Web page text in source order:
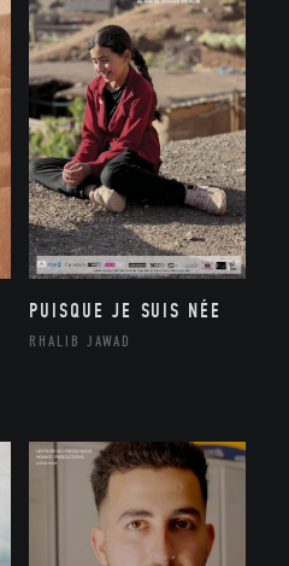
PUISQUE JE SUIS NÉE
RHALIB JAWAD